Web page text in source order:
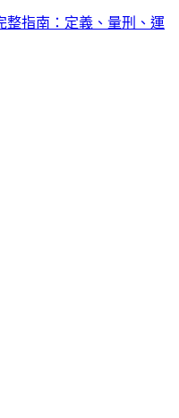
整指南：定義、量刑、運